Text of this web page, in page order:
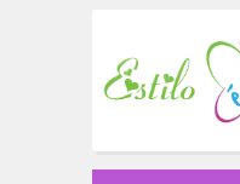
c
o